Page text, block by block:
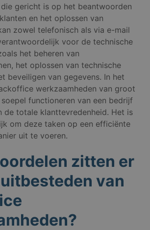
gericht is op het beantwoorden
en het oplossen van
zowel telefonisch als via e-mail
voor de technische
het beheren van
het oplossen van technische
beveiligen van gegevens. In het
werkzaamheden van groot
functioneren van een bedrijf
de totale klanttevredenheid. Het is
om deze taken op een efficiënte
uit te voeren.
zitten er
van